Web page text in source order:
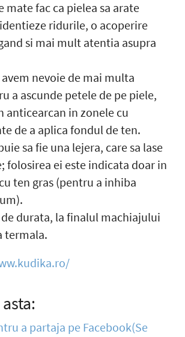
mate fac ca pielea sa arate
ridurile, o acoperire
si mai mult atentia asupra
nevoie de mai multa
a ascunde petele de pe piele,
anticearcan in zonele cu
de a aplica fondul de ten.
sa fie una lejera, care sa lase
folosirea ei este indicata doar in
ten gras (pentru a inhiba
durata, la finalul machiajului
termala.
a partaja pe Facebook(Se